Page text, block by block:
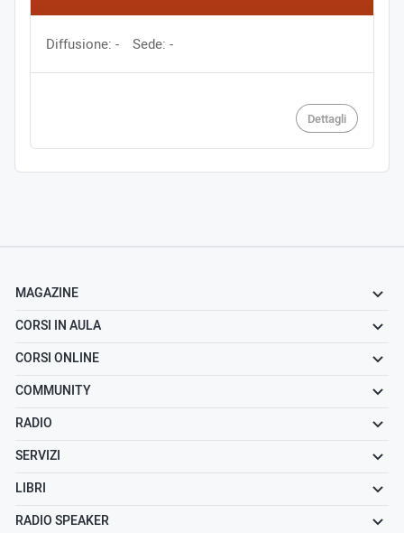
Diffusione: - Sede: -
Dettagli
MAGAZINE
CORSI IN AULA
CORSI ONLINE
COMMUNITY
RADIO
SERVIZI
LIBRI
RADIO SPEAKER